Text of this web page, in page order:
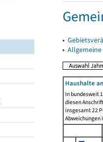
▸
▸
Haushalte
In bundesweit
diesen
insgesamt 22
Abweichungen